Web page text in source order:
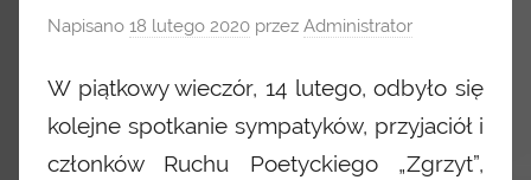
Napisano 18 lutego 2020 przez Administrator
W piątkowy wieczór, 14 lutego, odbyło się
kolejne spotkanie sympatyków, przyjaciół i
członków Ruchu Poetyckiego „Zgrzyt”,